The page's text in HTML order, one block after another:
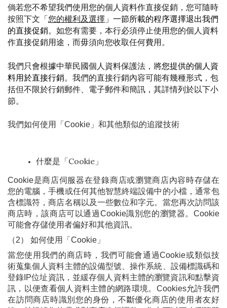
倘若您不希望我們使用您的個人資料作直接促銷，您可隨時
按照下文「 您的權利及選擇 」一節所載的程序選擇退出我們
的直接促銷。如您有需要，本行必須停止使用您的個人資料
作直接促銷用途，而毋須向您收取任何費用。
我們只會根據中華民國個人資料保護法，將您提供的個人資
料用於直接行銷。我們的直接行銷內容可能有幾種形式，包
括但不限於行銷郵件、電子郵件和簡訊，其詳情列於以下小
節。
我們如何使用「Cookie」和其他類似的追蹤技術
什麼是「Cookie」
Cookie是商店伺服器在登錄商店或瀏覽商店內容時存儲在
您的電腦，手機或任何其他智慧終端設備中的小檔，通常包
含標識符，商店名稱以及一些數位和字元。當您再次訪問該
商店時，該商店可以通過Cookie識別您的瀏覽器。Cookie
可能會存儲使用者偏好和其他資訊。
（2） 如何使用「Cookie」
當您使用我們的商店時，我們可能會通過Cookie或類似技
術蒐集個人資料主體的設備型號、操作系統、設備標識碼和
登錄IP位址資訊，並緩存個人資料主體的瀏覽資訊和點擊資
訊，以便查看個人資料主體的網路環境。Cookies允許我們
在訪問商店時識別您的身份，不斷優化商店的使用者友好